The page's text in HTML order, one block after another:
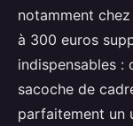
notamment
à 300 euros
indispensables :
sacoche de
parfaitement un